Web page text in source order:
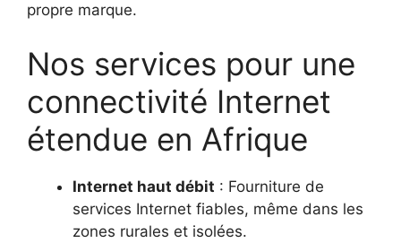
propre marque.
Nos services pour une
connectivité Internet
étendue en Afrique
Internet haut débit : Fourniture de
services Internet fiables, même dans les
zones rurales et isolées.